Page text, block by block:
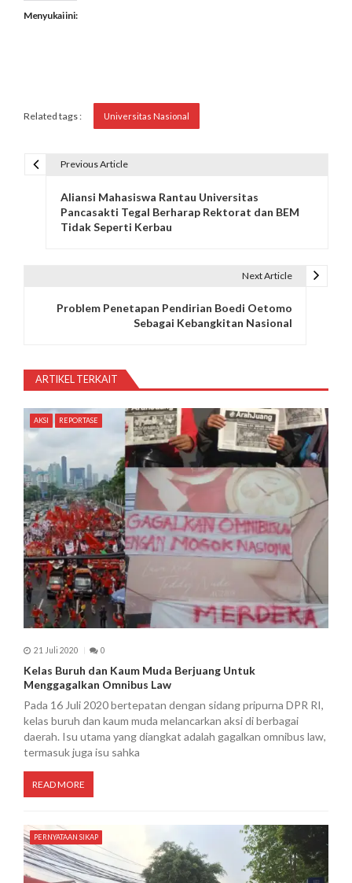
Menyukai ini:
Related tags : Universitas Nasional
i
p
o
s
Previous Article
Aliansi Mahasiswa Rantau Universitas
Pancasakti Tegal Berharap Rektorat dan BEM
Tidak Seperti Kerbau
Next Article
Problem Penetapan Pendirian Boedi Oetomo
Sebagai Kebangkitan Nasional
ARTIKEL TERKAIT
AKSI REPORTASE
21 Juli 2020 0
Kelas Buruh dan Kaum Muda Berjuang Untuk
Menggagalkan Omnibus Law
Pada 16 Juli 2020 bertepatan dengan sidang pripurna DPR RI,
kelas buruh dan kaum muda melancarkan aksi di berbagai
daerah. Isu utama yang diangkat adalah gagalkan omnibus law,
termasuk juga isu sahka
READ MORE
PERNYATAAN SIKAP